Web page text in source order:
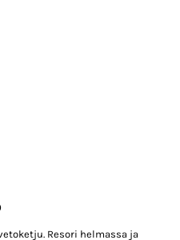
Resori helmassa ja